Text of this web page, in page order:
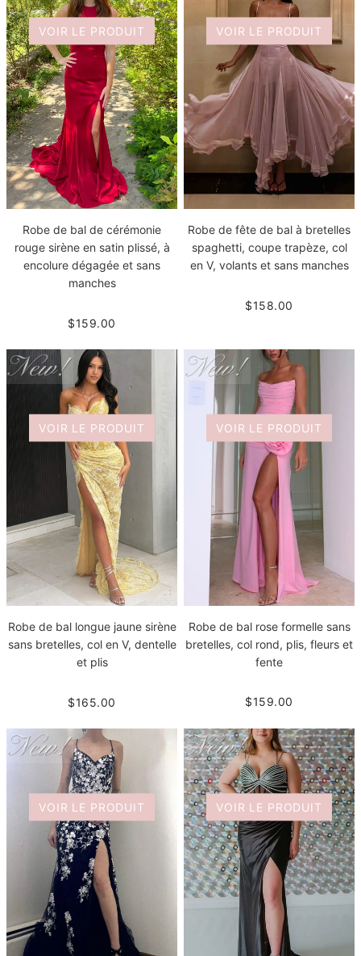
VOIR LE PRODUIT
Robe de bal de cérémonie
rouge sirène en satin plissé, à
encolure dégagée et sans
manches
$159.00
VOIR LE PRODUIT
Robe de fête de bal à bretelles
spaghetti, coupe trapèze, col
en V, volants et sans manches
$158.00
VOIR LE PRODUIT
Robe de bal longue jaune sirène
sans bretelles, col en V, dentelle
et plis
$165.00
VOIR LE PRODUIT
Robe de bal rose formelle sans
bretelles, col rond, plis, fleurs et
fente
$159.00
VOIR LE PRODUIT VOIR LE PRODUIT